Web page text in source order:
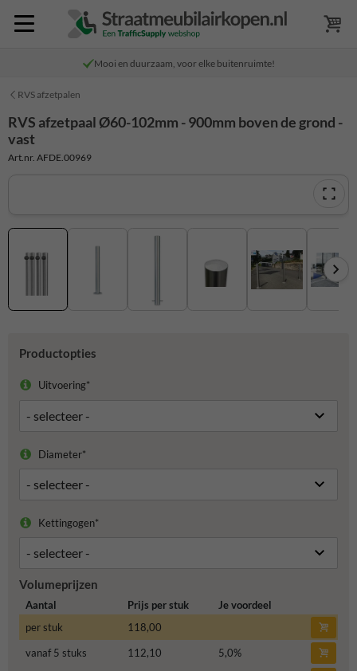
Mooi en duurzaam, voor elke buitenruimte!
RVS afzetpalen
RVS afzetpaal Ø60-102mm - 900mm boven de grond -
vast
Art.nr. AFDE.00969
Productopties
Uitvoering*
Diameter*
Kettingogen*
Volumeprijzen
Aantal Prijs per stuk
Je voordeel
per stuk
118,00
vanaf 5 stuks
112,10 5,0%